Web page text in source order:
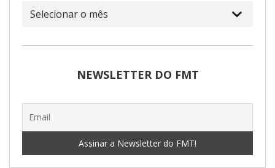
Arquivo
NEWSLETTER DO FMT